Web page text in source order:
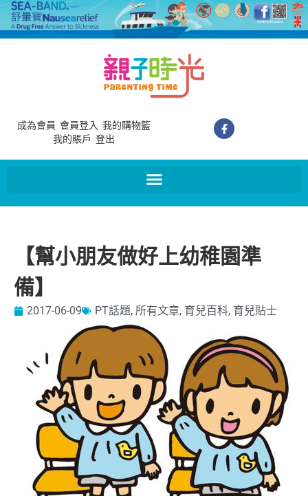
成為會員 會員登入 我的購物籃
我的賬戶 登出
【幫小朋友做好上幼稚園準
備】
2017-06-09 PT話題, 所有文章, 育兒百科, 育兒貼士